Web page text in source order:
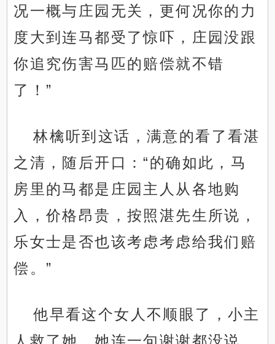
况一概与庄园无关，更何况你的力
度大到连马都受了惊吓，庄园没跟
你追究伤害马匹的赔偿就不错
了！”
林檎听到这话，满意的看了看湛
之清，随后开口：“的确如此，马
房里的马都是庄园主人从各地购
入，价格昂贵，按照湛先生所说，
乐女士是否也该考虑考虑给我们赔
偿。”
他早看这个女人不顺眼了，小主
人救了她，她连一句谢谢都没说，